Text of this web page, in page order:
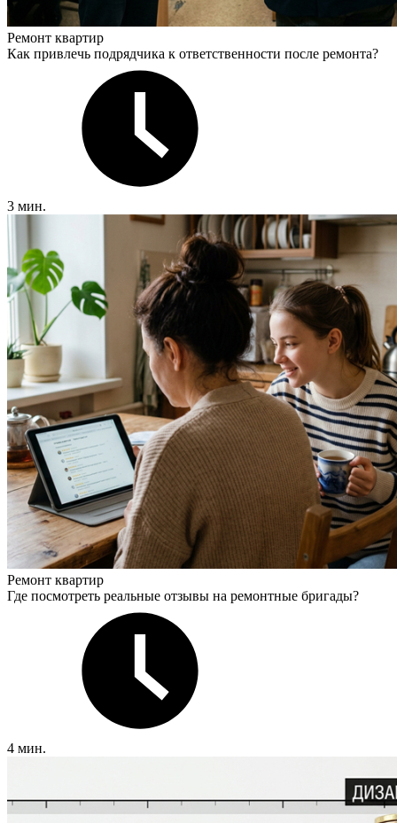
Ремонт квартир
Как привлечь подрядчика к ответственности после ремонта?
3 мин.
Ремонт квартир
Где посмотреть реальные отзывы на ремонтные бригады?
4 мин.